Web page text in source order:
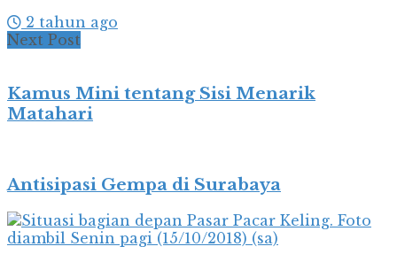
2 tahun ago
Next Post
Kamus Mini tentang Sisi Menarik
Matahari
Antisipasi Gempa di Surabaya